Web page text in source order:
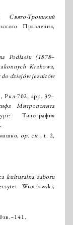
Свято-Троицкий
Правления,
Podlasiu (1878–
Krakowa,
do dziejów jezuitów
702, арк. 39–
Митрополита
Типография
op. cit., t. 2,
kulturalna zaboru
Wrocławski,